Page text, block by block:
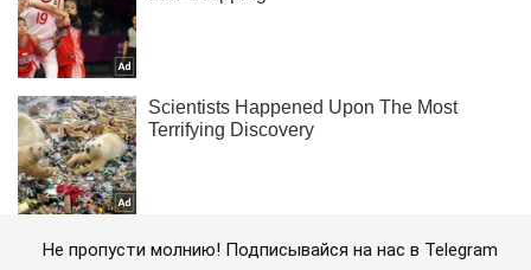
Не пропусти молнию! Подписывайся на нас в Telegram